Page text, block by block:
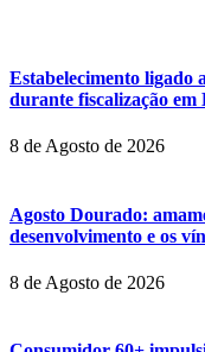
Estabelecimento ligado
durante fiscalização em
8 de Agosto de 2026
Agosto Dourado:
desenvolvimento e os
8 de Agosto de 2026